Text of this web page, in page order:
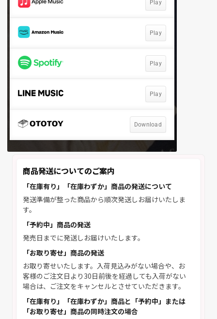
商品発送についてのご案内
「在庫有り」「在庫わずか」商品の発送について
発送準備が整った商品から順次発送しお届けいたしま
す。
「予約中」商品の発送
発売日までに発送しお届けいたします。
「お取り寄せ」商品の発送
お取り寄せいたします。入荷見込みがない場合や、お
客様のご注文日より30日前後を経過しても入荷がない
場合は、ご注文をキャンセルとさせていただきます。
「在庫有り」「在庫わずか」商品と「予約中」または
「お取り寄せ」商品の同時注文の場合